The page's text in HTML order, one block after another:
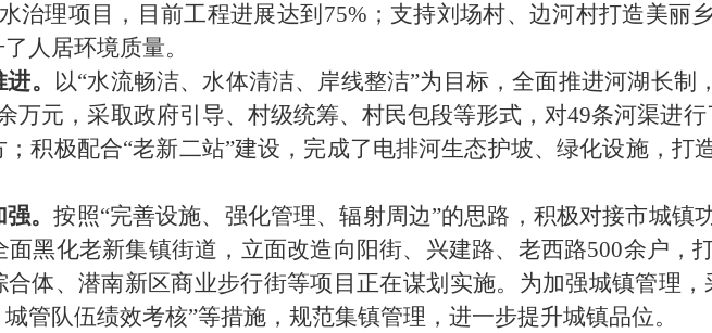
治理项目 ，目前工程进展达到 75% ；支持刘场村、边河村打造美丽
人居环境质量。
进。 以“水流畅洁、水体清洁、岸线整洁”为目标，全面推进河湖长制
万元， 采取政府引导、村级统筹、村民包段等形式，对49条河渠进行
；积极配合“老新二站”建设， 完成了电排河生态护坡、绿化设施，打
强。按照“完善设施、强化管理、辐射周边”的思路， 积极对接市城镇
面黑化老新集镇街道，立面改造向阳街、兴建路、老西路500余户 ，
合体、潜南新区商业步行街等项目正在谋划实施。为加强城镇管理，
管队伍绩效考核”等措施，规范集镇管理， 进一步提升城镇品位。